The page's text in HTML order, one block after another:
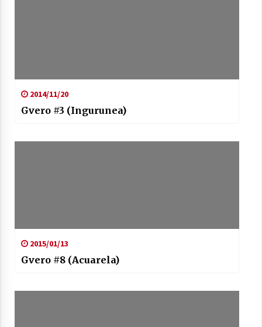
2014/11/20
Gvero #3 (Ingurunea)
2015/01/13
Gvero #8 (Acuarela)